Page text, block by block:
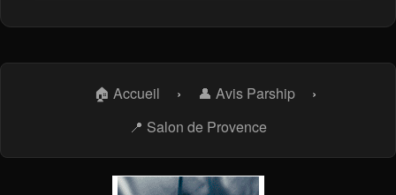
🏠 Accueil › 👤 Avis Parship
›
📍 Salon de Provence